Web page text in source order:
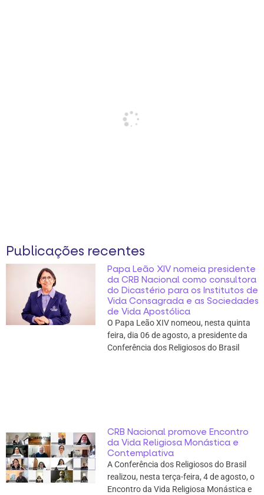
Publicações recentes
Papa Leão XIV nomeia presidente
da CRB Nacional como consultora
do Dicastério para os Institutos de
Vida Consagrada e as Sociedades
de Vida Apostólica
O Papa Leão XIV nomeou, nesta quinta
feira, dia 06 de agosto, a presidente da
Conferência dos Religiosos do Brasil
CRB Nacional promove Encontro
da Vida Religiosa Monástica e
Contemplativa
A Conferência dos Religiosos do Brasil
realizou, nesta terça-feira, 4 de agosto, o
Encontro da Vida Religiosa Monástica e